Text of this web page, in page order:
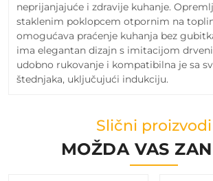
neprijanjajuće i zdravije kuhanje.
staklenim poklopcem otpornim na
omogućava praćenje kuhanja bez
ima elegantan dizajn s imitacijom
udobno rukovanje i kompatibilna je sa
štednjaka, uključujući indukciju.
Slični proizvodi
MOŽDA VAS